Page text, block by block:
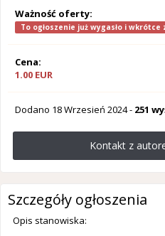
Ważność oferty:
To ogłoszenie już wygasło i
Cena:
1.00 EUR
Dodano 18 Wrzesień 2024- 251
Kontakt z
Szczegóły ogłoszenia
Opis stanowiska: